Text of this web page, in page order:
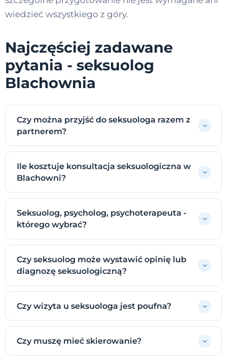
wiedzieć wszystkiego z góry.
Najczęściej zadawane
pytania - seksuolog
Blachownia
Czy można przyjść do seksuologa razem z
partnerem?
Ile kosztuje konsultacja seksuologiczna w
Blachowni?
Seksuolog, psycholog, psychoterapeuta -
którego wybrać?
Czy seksuolog może wystawić opinię lub
diagnozę seksuologiczną?
Czy wizyta u seksuologa jest poufna?
Czy muszę mieć skierowanie?